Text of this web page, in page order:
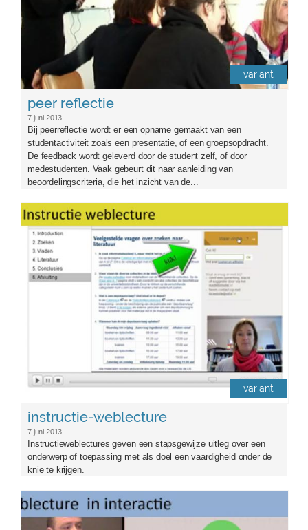
variant
peer reflectie
7 juni 2013
Bij peerreflectie wordt er een opname gemaakt van een
studentactiviteit zoals een presentatie, of een groepsopdracht.
De feedback wordt geleverd door de student zelf, of door
medestudenten. Vaak gebeurt dit naar aanleiding van
beoordelingscriteria, die het inzicht van de...
instructiewl_0.jpg
variant
instructie-weblecture
7 juni 2013
Instructieweblectures geven een stapsgewijze uitleg over een
onderwerp of toepassing met als doel een vaardigheid onder de
knie te krijgen.
socialtagging.jpg